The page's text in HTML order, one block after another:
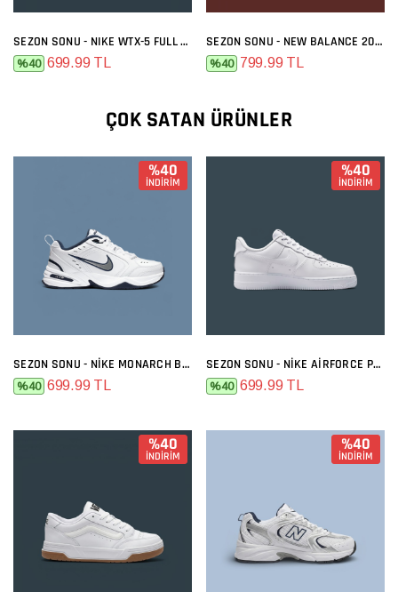
SEZON SONU - NIKE WTX-5 FULL BEYAZ
%40 699.99 TL
SEZON SONU - NEW BALANCE 2000 BEYAZ SIYAH
%40 799.99 TL
ÇOK SATAN ÜRÜNLER
%40
İNDİRİM
SEZON SONU - NIKE MONARCH BEYAZ SIYAH
%40 699.99 TL
%40
İNDİRİM
SEZON SONU - NIKE AIRFORCE PREMIUM FULL BEYAZ
%40 699.99 TL
%40
İNDİRİM
%40
İNDİRİM